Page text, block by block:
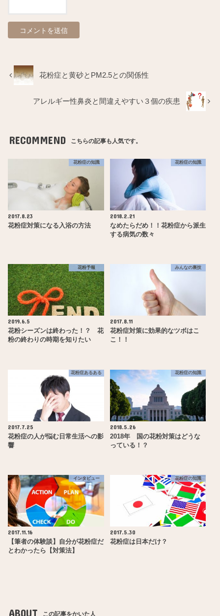
花粉症と黄砂とPM2.5との関係性
アレルギー性鼻炎と間違えやすい３個の疾患
RECOMMEND こちらの記事も人気です。
花粉症の知識
2017.8.23
花粉症対策になる入浴の方法
花粉症の知識
2018.2.21
なめたらだめ！！花粉症から派生
する病気の数々
花粉予報
2019.6.5
花粉シーズンは終わった！？ 花
粉の終わりの時期を知りたい
みんなの裏技
2017.8.11
花粉症対策に効果的なツボはこ
こ！！
花粉症あるある
2017.7.25
花粉症の人が悩む日常生活への影
響
花粉症の知識
2018.5.26
2018年 国の花粉対策はどうな
っている！？
インタビュー
2017.11.16
【筆者の体験談】自分が花粉症だ
とわかったら【対策法】
花粉症の知識
2017.5.30
花粉症は日本だけ？
ABOUT この記事をかいた人